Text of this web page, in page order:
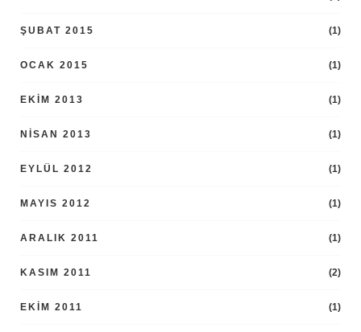
ŞUBAT 2015 (1)
OCAK 2015 (1)
EKIM 2013 (1)
NISAN 2013 (1)
EYLÜL 2012 (1)
MAYIS 2012 (1)
ARALIK 2011 (1)
KASIM 2011 (2)
EKIM 2011 (1)